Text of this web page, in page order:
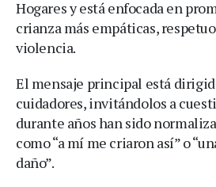
Hogares y está enfocada en
crianza más empáticas,
violencia.
El mensaje principal está
cuidadores, invitándolos a
durante años han sido
como “a mí me criaron así” o
daño”.